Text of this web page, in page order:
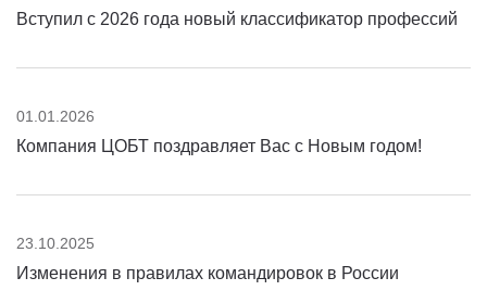
Вступил с 2026 года новый классификатор профессий
01.01.2026
Компания ЦОБТ поздравляет Вас с Новым годом!
23.10.2025
Изменения в правилах командировок в России